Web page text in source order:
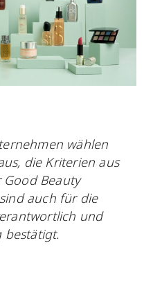
wählen
die Kriterien aus
Beauty
auch für die
und
bestätigt.